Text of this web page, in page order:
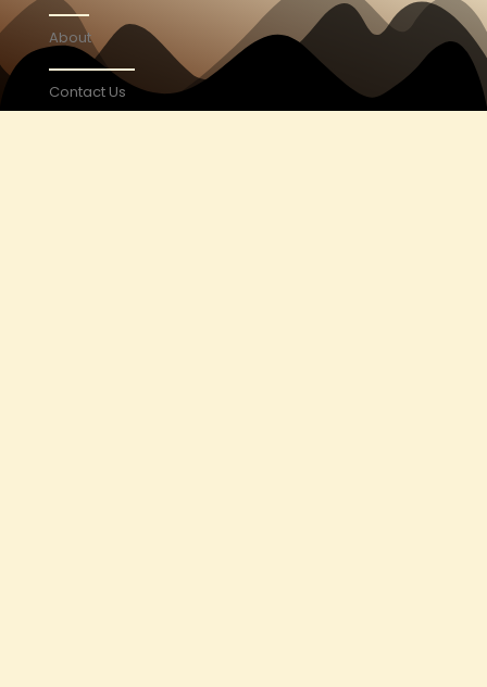
About
Contact Us